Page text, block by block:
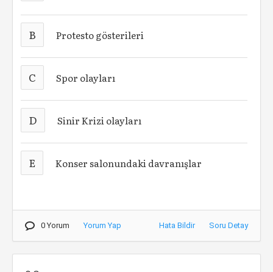
B Protesto gösterileri
C Spor olayları
D Sinir Krizi olayları
E Konser salonundaki davranışlar
0 Yorum Yorum Yap Hata Bildir Soru Detay